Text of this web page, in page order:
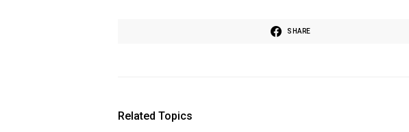
SHARE
Related Topics